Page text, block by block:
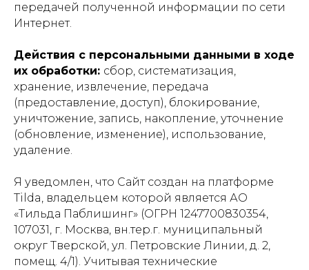
передачей полученной информации по сети
Интернет.
Действия с персональными данными в ходе
их обработки: сбор, систематизация,
хранение, извлечение, передача
(предоставление, доступ), блокирование,
уничтожение, запись, накопление, уточнение
(обновление, изменение), использование,
удаление.
Я уведомлен, что Сайт создан на платформе
Tilda, владельцем которой является АО
«Тильда Паблишинг» (ОГРН 1247700830354,
107031, г. Москва, вн.тер.г. муниципальный
округ Тверской, ул. Петровские Линии, д. 2,
помещ. 4/1). Учитывая технические